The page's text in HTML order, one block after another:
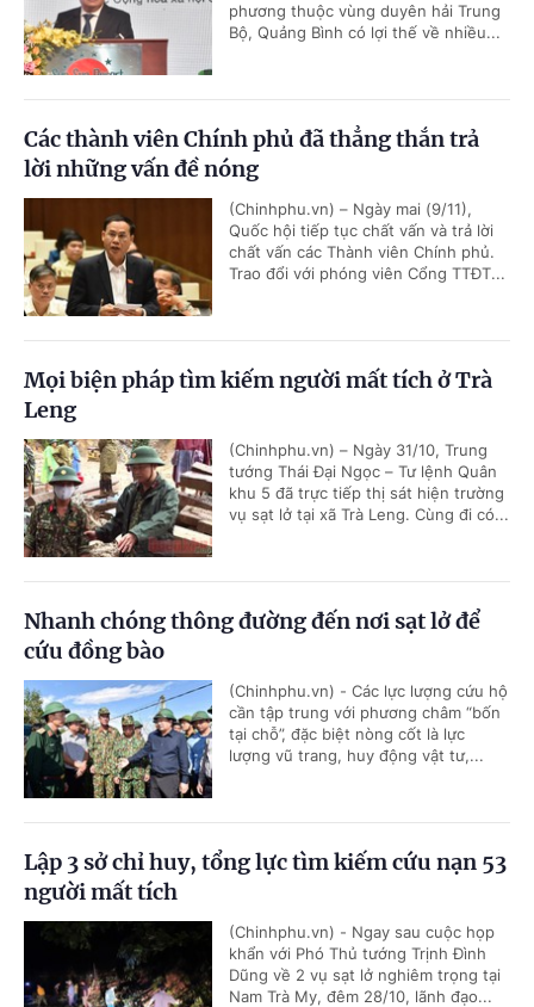
phương thuộc vùng duyên hải Trung
Bộ, Quảng Bình có lợi thế về nhiều...
Các thành viên Chính phủ đã thẳng thắn trả
lời những vấn đề nóng
(Chinhphu.vn) – Ngày mai (9/11),
Quốc hội tiếp tục chất vấn và trả lời
chất vấn các Thành viên Chính phủ.
Trao đổi với phóng viên Cổng TTĐT...
Mọi biện pháp tìm kiếm người mất tích ở Trà
Leng
(Chinhphu.vn) – Ngày 31/10, Trung
tướng Thái Đại Ngọc – Tư lệnh Quân
khu 5 đã trực tiếp thị sát hiện trường
vụ sạt lở tại xã Trà Leng. Cùng đi có...
Nhanh chóng thông đường đến nơi sạt lở để
cứu đồng bào
(Chinhphu.vn) - Các lực lượng cứu hộ
cần tập trung với phương châm “bốn
tại chỗ”, đặc biệt nòng cốt là lực
lượng vũ trang, huy động vật tư,...
Lập 3 sở chỉ huy, tổng lực tìm kiếm cứu nạn 53
người mất tích
(Chinhphu.vn) - Ngay sau cuộc họp
khẩn với Phó Thủ tướng Trịnh Đình
Dũng về 2 vụ sạt lở nghiêm trọng tại
Nam Trà My, đêm 28/10, lãnh đạo...